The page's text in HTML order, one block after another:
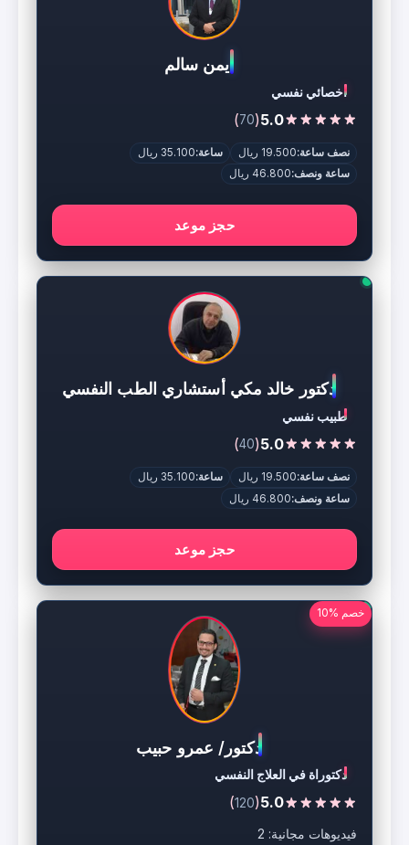
ايمن سالم
اخصائي نفسي
5.0
(
70
)
نصف ساعة:19.500 ريال ساعة:35.100 ريال
ساعة ونصف:46.800 ريال
حجز موعد
دكتور خالد مكي أستشاري الطب النفسي
طبيب نفسي
5.0
(
40
)
نصف ساعة:19.500 ريال ساعة:35.100 ريال
ساعة ونصف:46.800 ريال
حجز موعد
خصم %10
دكتور/ عمرو حبيب
دكتوراة في العلاج النفسي
5.0
(
120
)
فيديوهات مجانية: 2